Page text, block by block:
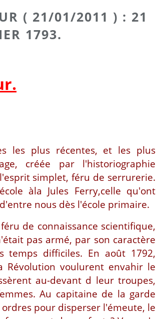
( 21/01/2011 ) : 21
1793.
les plus récentes, et les plus
créée par l'historiographie
simplet, féru de serrurerie.
àla Jules Ferry,celle qu'ont
nous dès l'école primaire.
de connaissance scientifique,
pas armé, par son caractère
temps difficiles. En août 1792,
Révolution voulurent envahir le
au-devant d leur troupes,
Au capitaine de la garde
pour disperser l'émeute, le